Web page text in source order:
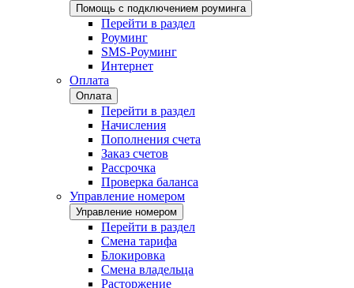
Помощь с подключением роуминга
Перейти в раздел
Роуминг
SMS-Роуминг
Интернет
Оплата
Оплата
Перейти в раздел
Начисления
Пополнения счета
Заказ счетов
Рассрочка
Проверка баланса
Управление номером
Управление номером
Перейти в раздел
Смена тарифа
Блокировка
Смена владельца
Расторжение